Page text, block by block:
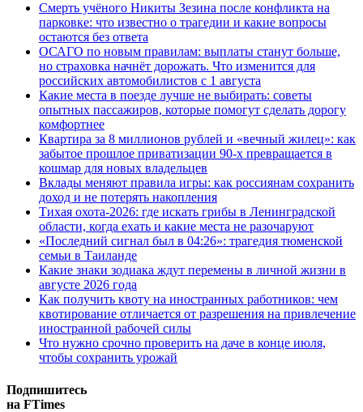
Смерть учёного Никиты Зезина после конфликта на
парковке: что известно о трагедии и какие вопросы
остаются без ответа
ОСАГО по новым правилам: выплаты станут больше,
но страховка начнёт дорожать. Что изменится для
российских автомобилистов с 1 августа
Какие места в поезде лучше не выбирать: советы
опытных пассажиров, которые помогут сделать дорогу
комфортнее
Квартира за 8 миллионов рублей и «вечный жилец»: как
забытое прошлое приватизации 90-х превращается в
кошмар для новых владельцев
Вклады меняют правила игры: как россиянам сохранить
доход и не потерять накопления
Тихая охота-2026: где искать грибы в Ленинградской
области, когда ехать и какие места не разочаруют
«Последний сигнал был в 04:26»: трагедия тюменской
семьи в Таиланде
Какие знаки зодиака ждут перемены в личной жизни в
августе 2026 года
Как получить квоту на иностранных работников: чем
квотирование отличается от разрешения на привлечение
иностранной рабочей силы
Что нужно срочно проверить на даче в конце июля,
чтобы сохранить урожай
Подпишитесь
на FTimes